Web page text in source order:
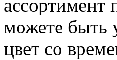
ассортимент
можете быть
цвет со